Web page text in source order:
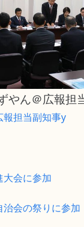
やん＠広報担
報担当副知事y
会に参加
会の祭りに参加